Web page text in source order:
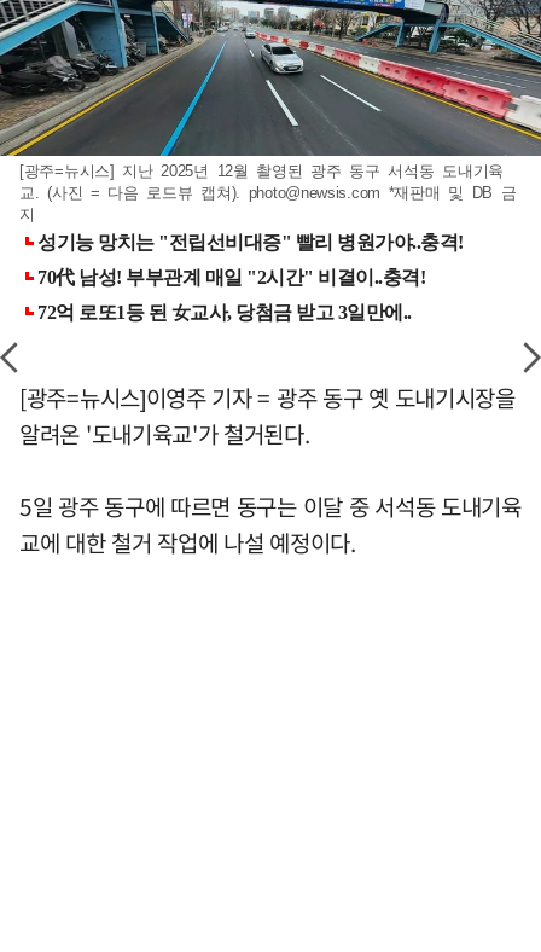
[광주=뉴시스] 지난 2025년 12월 촬영된 광주 동구 서석동 도내기육
교. (사진 = 다음 로드뷰 캡쳐). photo@newsis.com *재판매 및 DB 금
지
[광주=뉴시스]이영주 기자 = 광주 동구 옛 도내기시장을
알려온 '도내기육교'가 철거된다.
5일 광주 동구에 따르면 동구는 이달 중 서석동 도내기육
교에 대한 철거 작업에 나설 예정이다.